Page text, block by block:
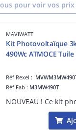
pour voir vos
MAVIWATT
Kit Photovoltaïque
Réf Rexel :
Réf Fab : M3MW490T